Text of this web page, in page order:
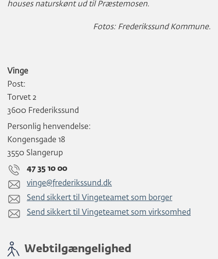
houses naturskønt ud til Præstemosen.
Fotos: Frederikssund Kommune.
Vinge
Post:
Torvet 2
3600 Frederikssund
Personlig henvendelse:
Kongensgade 18
3550 Slangerup
47 35 10 00
vinge@frederikssund.dk
Send sikkert til Vingeteamet som borger
Send sikkert til Vingeteamet som virksomhed
Webtilgængelighed